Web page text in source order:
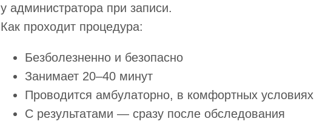
у администратора при записи.
Как проходит процедура:
Безболезненно и безопасно
Занимает 20–40 минут
Проводится амбулаторно, в комфортных условиях
С результатами — сразу после обследования